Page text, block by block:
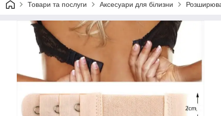
Товари та послуги Аксесуари для білизни